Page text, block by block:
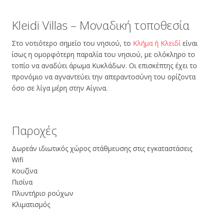
Kleidi Villas – Μοναδική τοποθεσία
Στο νοτιότερο σημείο του νησιού, το Κλήμα ή Κλειδίείναι
ίσως η ομορφότερη παραλία του νησιού, με ολόκληρο το
τοπίο να αναδύει άρωμα Κυκλάδων. Οι επισκέπτης έχει το
προνόμιο να αγναντεύει την απεραντοσύνη του ορίζοντα
όσο σε λίγα μέρη στην Αίγινα.
Παροχές
Δωρεάν ιδιωτικός χώρος στάθμευσης στις εγκαταστάσεις
Wifi
Κουζίνα
Πισίνα
Πλυντήριο ρούχων
Κλιματισμός